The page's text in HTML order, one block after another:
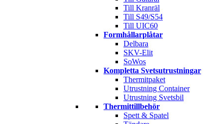
Till Kranräl
Till S49/S54
Till UIC60
Formhållarplåtar
Delbara
SKV-Elit
SoWos
Kompletta Svetsutrustningar
Thermitpaket
Utrustning Container
Utrustning Svetsbil
Thermittillbehör
Spett & Spatel